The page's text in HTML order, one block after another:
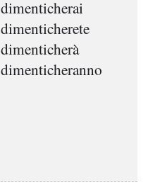
dimenticherai
dimenticherete
dimenticherà
dimenticheranno